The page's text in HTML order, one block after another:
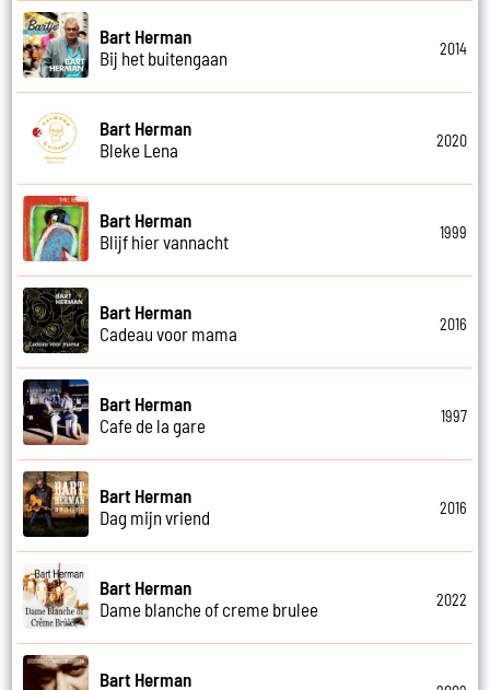
Bart Herman
Bij het buitengaan
2014
Bart Herman
Bleke Lena
2020
Bart Herman
Blijf hier vannacht
1999
Bart Herman
Cadeau voor mama
2016
Bart Herman
Cafe de la gare
1997
Bart Herman
Dag mijn vriend
2016
Bart Herman
Dame blanche of creme brulee
2022
Bart Herman